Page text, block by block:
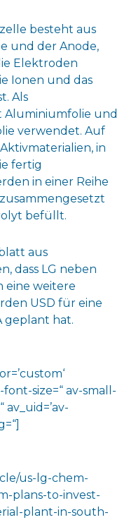
besteht aus
und der Anode,
Elektroden
Ionen und das
Als
Aluminiumfolie und
verwendet. Auf
in
fertig
in einer Reihe
befüllt.
aus
dass LG neben
eine weitere
USD für eine
geplant hat.
size=“ av-small-
av_uid=’av-
us-lg-chem-
plans-to-invest-
plant-in-south-